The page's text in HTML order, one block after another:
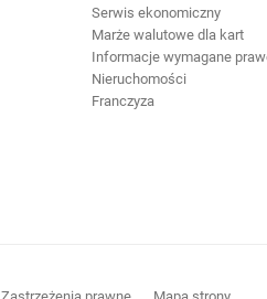
Serwis ekonomiczny
Marże walutowe dla kart
Informacje wymagane
Nieruchomości
Franczyza